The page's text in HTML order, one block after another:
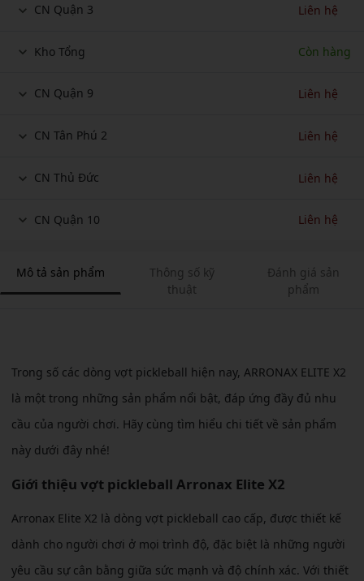
CN Quận 3 Liên hệ
Kho Tổng Còn hàng
CN Quận 9 Liên hệ
CN Tân Phú 2 Liên hệ
CN Thủ Đức Liên hệ
CN Quận 10 Liên hệ
Mô tả sản phẩm
Thông số kỹ
thuật
Đánh giá sản
phẩm
Trong số các dòng vợt pickleball hiện nay, ARRONAX ELITE X2
là một trong những sản phẩm nổi bật, đáp ứng đầy đủ nhu
cầu của người chơi. Hãy cùng tìm hiểu chi tiết về sản phẩm
này dưới đây nhé!
Giới thiệu vợt pickleball Arronax Elite X2
Arronax Elite X2 là dòng vợt pickleball cao cấp, được thiết kế
dành cho người chơi ở mọi trình độ, đặc biệt là những người
yêu cầu sự cân bằng giữa sức mạnh và độ chính xác. Với thiết